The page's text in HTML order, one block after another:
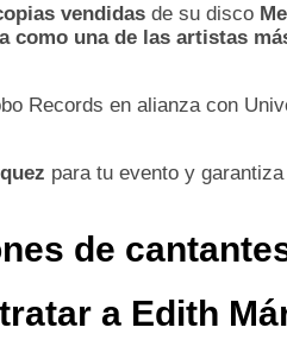
vendidas de su disco
como una de las artistas
Records en alianza con
para tu evento y
de
a Edith